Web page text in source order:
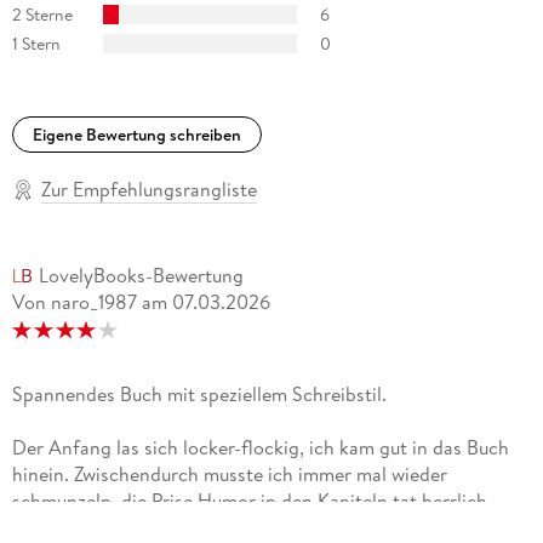
schillernde Reflexe wie unberechenbare Lichtbrechungen. «
Ijoma Mangold / Die Zeit
2 Sterne
6
1 Stern
0
Eigene Bewertung schreiben
Zur Empfehlungsrangliste
LovelyBooks-Bewertung
Von naro_1987 am 07.03.2026
Spannendes Buch mit speziellem Schreibstil.
Der Anfang las sich locker-flockig, ich kam gut in das Buch
hinein. Zwischendurch musste ich immer mal wieder
schmunzeln, die Prise Humor in den Kapiteln tat herrlich